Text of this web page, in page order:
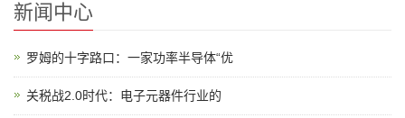
新闻中心
罗姆的十字路口：一家功率半导体“优
关税战2.0时代：电子元器件行业的